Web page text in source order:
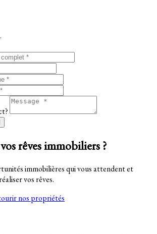
rêves immobiliers ?
immobilières qui vous attendent et
vos rêves.
nos propriétés